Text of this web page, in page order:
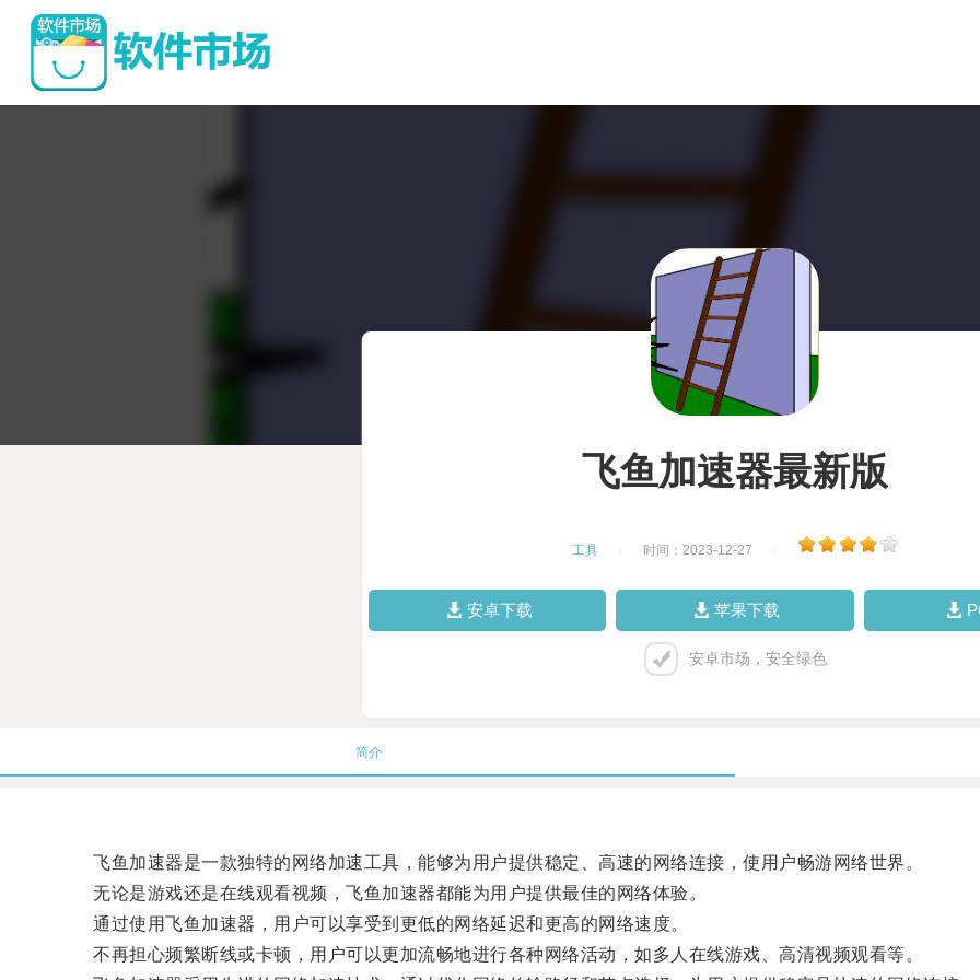
飞鱼加速器最新版
工具 时间：2023-12-27
安卓下载 苹果下载
安卓市场，安全绿色
简介
飞鱼加速器是一款独特的网络加速工具，能够为用户提供稳定、高速的网络连接，使用户畅游网络世界。
无论是游戏还是在线观看视频，飞鱼加速器都能为用户提供最佳的网络体验。
通过使用飞鱼加速器，用户可以享受到更低的网络延迟和更高的网络速度。
不再担心频繁断线或卡顿，用户可以更加流畅地进行各种网络活动，如多人在线游戏、高清视频观看等。